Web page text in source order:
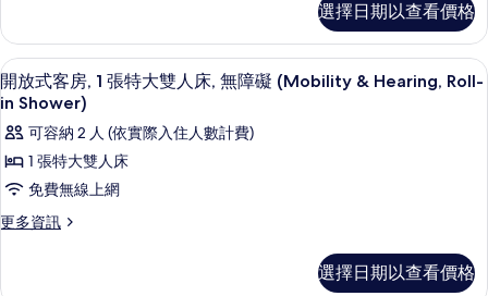
雙
人
床,
無
障
礙,
非
吸
房
2
張
加
大
人
床,
障
礙,
非
選擇日期以查看價格
顯
示
開
放
式
客
客房內保險箱、遮光布/窗簾、隔音、
12
開放式客房, 1 張特大雙人床, 無障礙 (Mobility & Hearing, Roll-
in Shower)
可容納 2 人 (依實際入住人數計費)
1 張特大雙人床
免費無線上網
更多資訊
更
選擇日期以查看價格